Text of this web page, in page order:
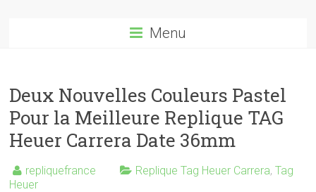
Menu
Deux Nouvelles Couleurs Pastel
Pour la Meilleure Replique TAG
Heuer Carrera Date 36mm
repliquefrance Replique Tag Heuer Carrera,Tag
Heuer